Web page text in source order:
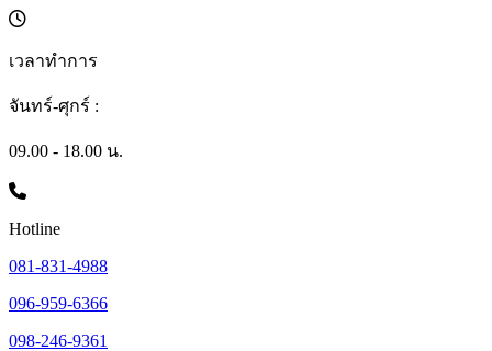
เวลาทำการ
จันทร์-ศุกร์ :
09.00 - 18.00 น.
Hotline
081-831-4988
096-959-6366
098-246-9361